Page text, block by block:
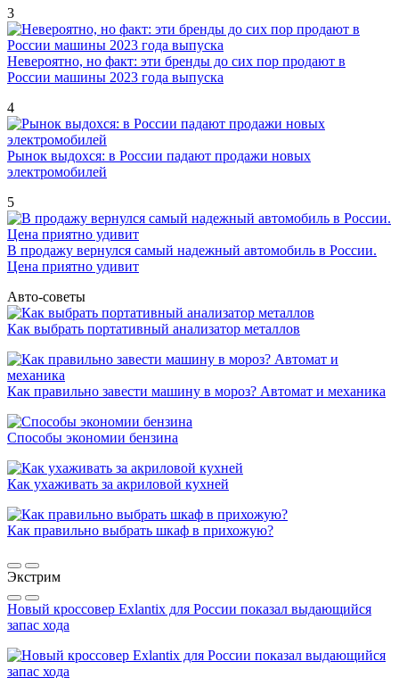
3
Невероятно, но факт: эти бренды до сих пор продают в
России машины 2023 года выпуска
4
Рынок выдохся: в России падают продажи новых
электромобилей
5
В продажу вернулся самый надежный автомобиль в России.
Цена приятно удивит
Авто-советы
Как выбрать портативный анализатор металлов
Как правильно завести машину в мороз? Автомат и механика
Способы экономии бензина
Как ухаживать за акриловой кухней
Как правильно выбрать шкаф в прихожую?
Экстрим
Новый кроссовер Exlantix для России показал выдающийся
запас хода